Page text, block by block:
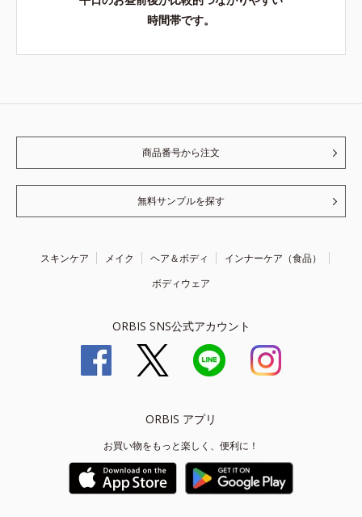
時間帯です。
商品番号から注文
無料サンプルを探す
スキンケア メイク ヘア＆ボディ
インナーケア（食品）
ボディウェア
ORBIS SNS公式アカウント
ORBIS アプリ
お買い物をもっと楽しく、便利に！